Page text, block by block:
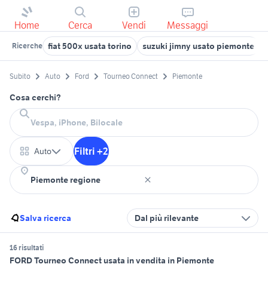
Home Cerca Vendi Messaggi
Ricerche fiat 500x usata torino suzuki jimny usato piemonte
Subito Auto Ford Tourneo Connect Piemonte
Cosa cerchi?
Auto Filtri +2
Salva ricerca Dal più rilevante
16 risultati
FORD Tourneo Connect usata in vendita in Piemonte